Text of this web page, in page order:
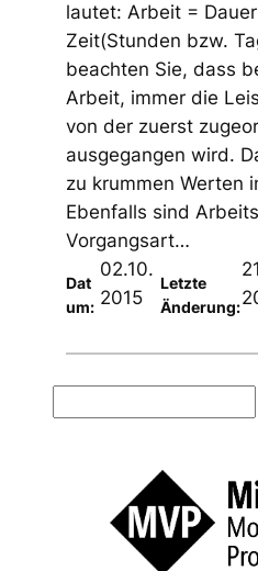
lautet: Arbeit =
Zeit(Stunden bzw.
beachten Sie, dass
Arbeit, immer die
von der zuerst
ausgegangen wird.
zu krummen Werten
Ebenfalls sind
Vorgangsart…
Dat
um:
02.10.
2015
Letzte
Änderung: